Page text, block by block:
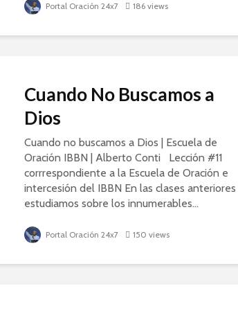
Portal Oración 24x7 186 views
Cuando No Buscamos a
Dios
Cuando no buscamos a Dios | Escuela de
Oración IBBN | Alberto Conti Lección #11
corrrespondiente a la Escuela de Oración e
intercesión del IBBN En las clases anteriores
estudiamos sobre los innumerables...
Portal Oración 24x7 150 views